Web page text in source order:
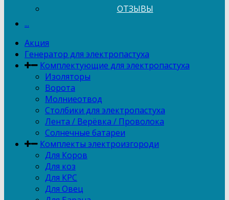
ОТЗЫВЫ
...
Акция
Генератор для электропастуха
Комплектующие для электропастуха
Изоляторы
Ворота
Молниеотвод
Столбики для электропастуха
Лента / Верёвка / Проволока
Солнечные батареи
Комплекты электроизгороди
Для Коров
Для коз
Для КРС
Для Овец